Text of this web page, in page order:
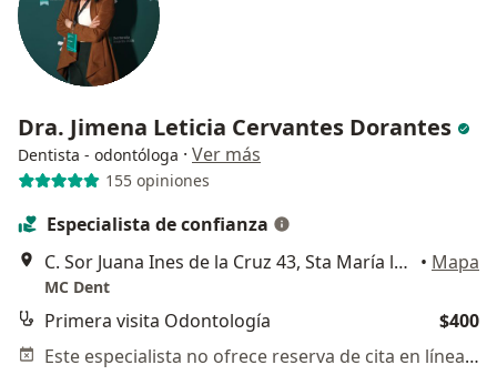
Dra. Jimena Leticia Cervantes Dorantes
Dentista - odontóloga · Ver más
155 opiniones
Especialista de confianza
C. Sor Juana Ines de la Cruz 43, Sta María la Ribera, Cuauhtémoc, 06400 Ciudad de México, CDMX, Cuauhtémoc • Mapa
MC Dent
Primera visita Odontología
$400
Este especialista no ofrece reserva de cita en línea en esta dirección.